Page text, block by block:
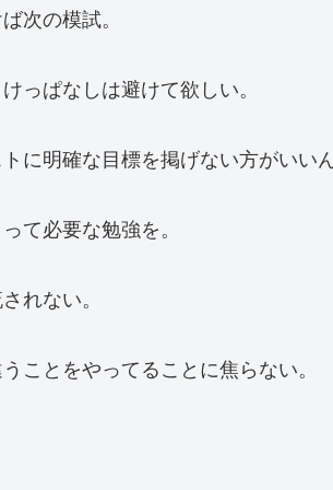
次の模試。
っぱなしは避けて欲しい。
に明確な目標を掲げない方がいい
て必要な勉強を。
れない。
ことをやってることに焦らない。